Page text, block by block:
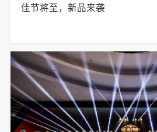
佳节将至，新品来袭